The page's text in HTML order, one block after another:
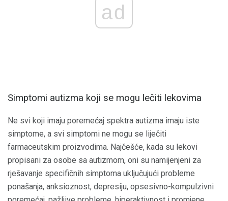
ad
Simptomi autizma koji se mogu lečiti lekovima
Ne svi koji imaju poremećaj spektra autizma imaju iste
simptome, a svi simptomi ne mogu se liječiti
farmaceutskim proizvodima. Najčešće, kada su lekovi
propisani za osobe sa autizmom, oni su namijenjeni za
rješavanje specifičnih simptoma uključujući probleme
ponašanja, anksioznost, depresiju, opsesivno-kompulzivni